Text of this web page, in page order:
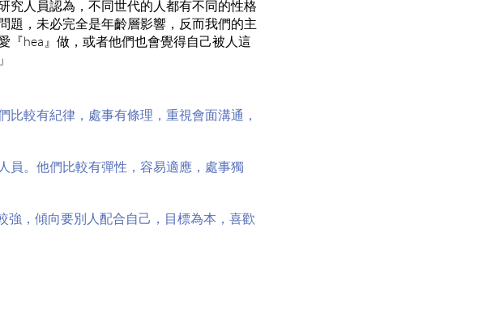
究人員認為，不同世代的人都有不同的性格
題，未必完全是年齡層影響，反而我們的主
『hea』做，或者他們也會覺得自己被人這
較有紀律，處事有條理，重視會面溝通，
員。他們比較有彈性，容易適應，處事獨
，傾向要別人配合自己，目標為本，喜歡